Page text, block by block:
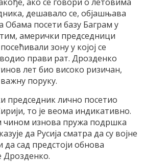
дешавало се, објашњава
Обама посети базу Баграм у
амерички председници
зону у којој се
прави рат. Дрозденко
лет био високо ризичан,
поруку.
председник лично посетио
то је веома индикативно.
чином изнова пружа подршка
да Русија сматра да су војне
да сад предстоји обнова
Дрозденко.